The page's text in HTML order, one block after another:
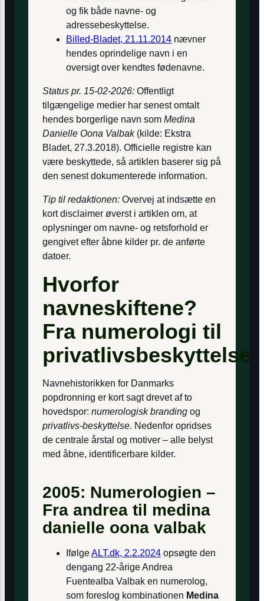
og fik både navne- og
adressebeskyttelse.
Billed-Bladet, 21.11.2014 nævner
hendes oprindelige navn i en
oversigt over kendtes fødenavne.
Status pr. 15-02-2026: Offentligt
tilgængelige medier har senest omtalt
hendes borgerlige navn som Medina
Danielle Oona Valbak(kilde: Ekstra
Bladet, 27.3.2018). Officielle registre kan
være beskyttede, så artiklen baserer sig på
den senest dokumenterede information.
Tip til redaktionen: Overvej at indsætte en
kort disclaimer øverst i artiklen om, at
oplysninger om navne- og retsforhold er
gengivet efter åbne kilder pr. de anførte
datoer.
Hvorfor
navneskiftene?
Fra numerologi til
privatlivsbeskyttelse
Navnehistorikken for Danmarks
popdronning er kort sagt drevet af to
hoved­spor: numerologisk branding og
privatlivs-beskyttelse. Nedenfor opridses
de centrale årstal og motiver – alle belyst
med åbne, identificerbare kilder.
2005: Numerologien –
Fra andrea til medina
danielle oona valbak
IfølgeALT.dk, 2.2.2024 opsøgte den
dengang 22-årige Andrea
Fuentealba Valbak en numerolog,
som foreslog kombinationen Medina